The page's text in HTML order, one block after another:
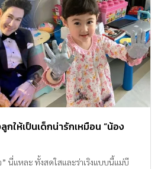
กให้เป็นเด็กน่ารักเหมือน “น้อง
นี่แหละ ทั้งสดใสและร่าเริงแบบนี้แม่บี